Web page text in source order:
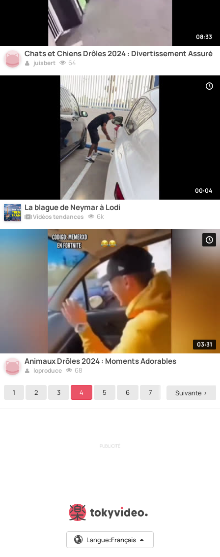
08:33
Chats et Chiens Drôles 2024 : Divertissement Assuré
juisbert 64
00:04
La blague de Neymar à Lodi
Vidéos tendances 6k
03:31
Animaux Drôles 2024 : Moments Adorables
loproduce 68
1 2 3 4 5 6 7 9
Suivante >
PUBLICITÉ
Langue:Français